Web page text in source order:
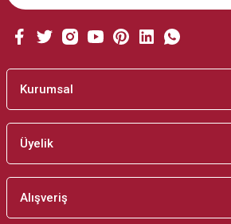
Bu ürüne benzer farklı alternatifler olmalı.
Kurumsal
Üyelik
Alışveriş